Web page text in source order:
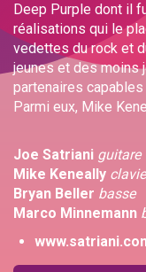
Deep Purple dont il
réalisations qui le
vedettes du rock et
jeunes et des moins
partenaires
Parmi eux, Mike
Joe Satriani guitare
Mike Keneally
Bryan Beller basse
Marco Minnemann